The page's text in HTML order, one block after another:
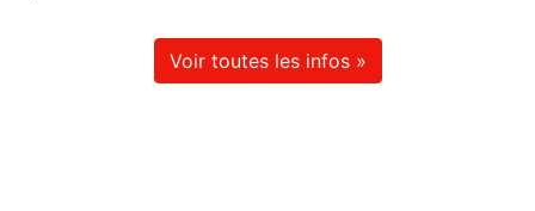
Voir toutes les infos »